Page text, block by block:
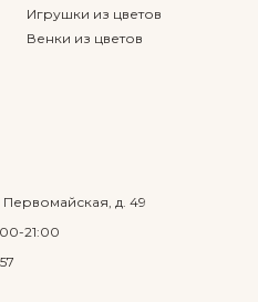
Игрушки из цветов
Венки из цветов
д. 49
21:00